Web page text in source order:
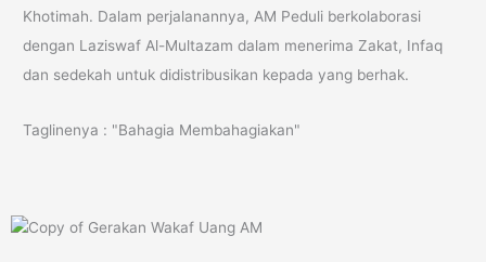
Khotimah. Dalam perjalanannya, AM Peduli berkolaborasi
dengan Laziswaf Al-Multazam dalam menerima Zakat, Infaq
dan sedekah untuk didistribusikan kepada yang berhak.
Taglinenya : "Bahagia Membahagiakan"